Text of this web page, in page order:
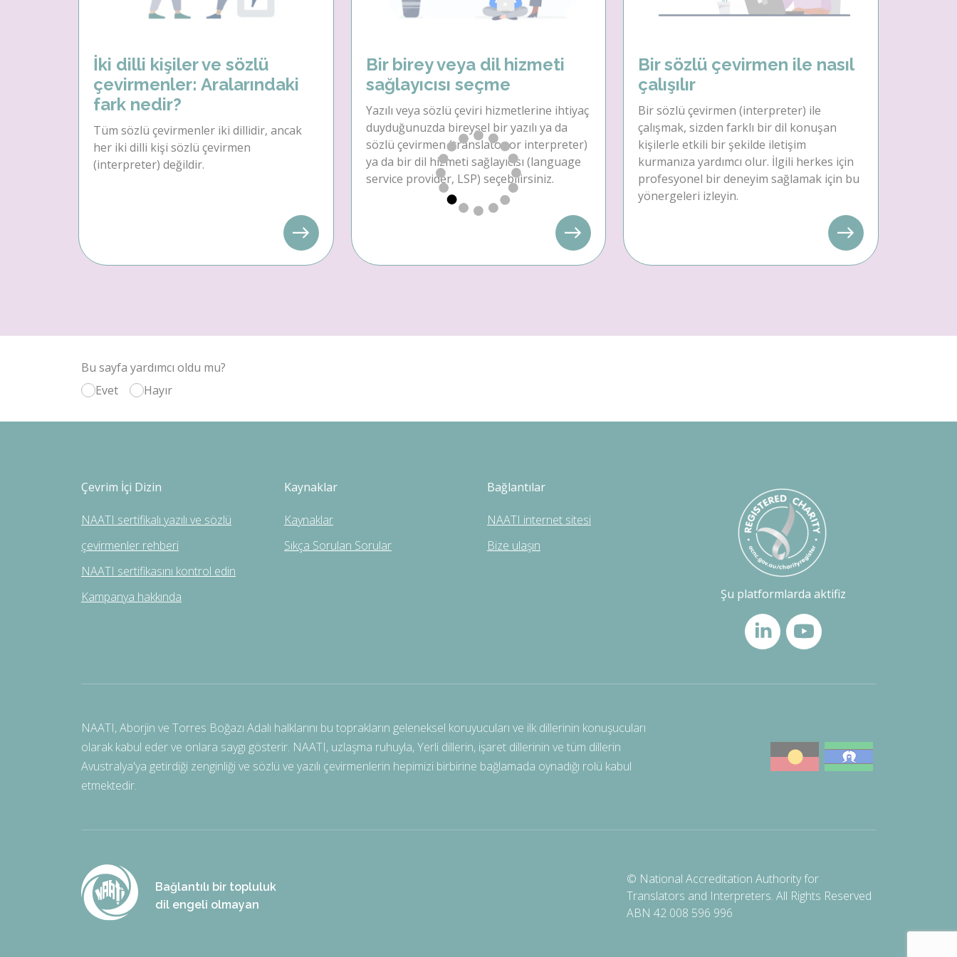
İki dilli kişiler ve sözlü
çevirmenler: Aralarındaki
fark nedir?
Tüm sözlü çevirmenler iki dillidir, ancak
her iki dilli kişi sözlü çevirmen
(interpreter) değildir.
Bir birey veya dil hizmeti
sağlayıcısı seçme
Yazılı veya sözlü çeviri hizmetlerine ihtiyaç
duyduğunuzda bireysel bir yazılı ya da
sözlü çevirmen (translator or interpreter)
ya da bir dil hizmeti sağlayıcısı (language
service provider, LSP) seçebilirsiniz.
Bir sözlü çevirmen ile nasıl
çalışılır
Bir sözlü çevirmen (interpreter) ile
çalışmak, sizden farklı bir dil konuşan
kişilerle etkili bir şekilde iletişim
kurmanıza yardımcı olur. İlgili herkes için
profesyonel bir deneyim sağlamak için bu
yönergeleri izleyin.
Bu sayfa yardımcı oldu mu?
Evet
Hayır
Çevrim İçi Dizin
NAATI sertifikalı yazılı ve sözlü
çevirmenler rehberi
NAATI sertifikasını kontrol edin
Kampanya hakkında
Kaynaklar
Kaynaklar
Sıkça Sorulan Sorular
Bağlantılar
NAATI internet sitesi
Bize ulaşın
Şu platformlarda aktifiz
NAATI, Aborjin ve Torres Boğazı Adalı halklarını bu toprakların geleneksel koruyucuları ve ilk dillerinin konuşucuları
olarak kabul eder ve onlara saygı gösterir. NAATI, uzlaşma ruhuyla, Yerli dillerin, işaret dillerinin ve tüm dillerin
Avustralya'ya getirdiği zenginliği ve sözlü ve yazılı çevirmenlerin hepimizi birbirine bağlamada oynadığı rolü kabul
etmektedir.
Bağlantılı bir topluluk
dil engeli olmayan
© National Accreditation Authority for
Translators and Interpreters. All Rights Reserved
ABN 42 008 596 996